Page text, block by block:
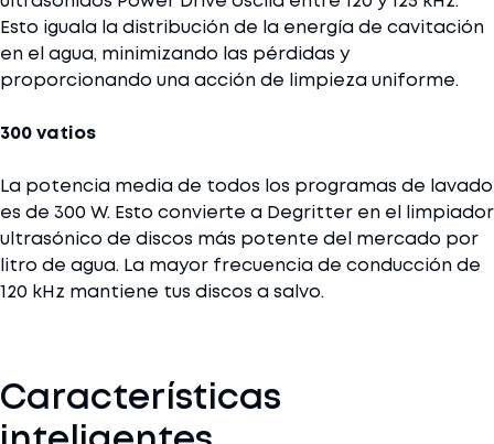
Esto iguala la distribución de la energía de cavitación
en el agua, minimizando las pérdidas y
proporcionando una acción de limpieza uniforme.
300 vatios
La potencia media de todos los programas de lavado
es de 300 W. Esto convierte a Degritter en el limpiador
ultrasónico de discos más potente del mercado por
litro de agua. La mayor frecuencia de conducción de
120 kHz mantiene tus discos a salvo.
Características